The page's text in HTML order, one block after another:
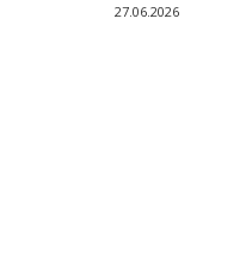
27.06.2026